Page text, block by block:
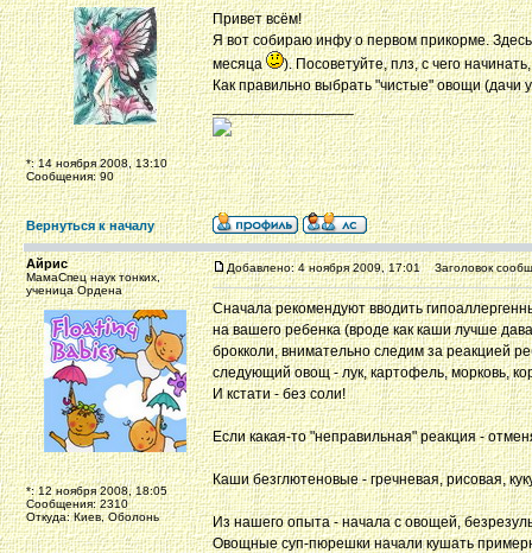
*: 14 ноября 2008, 13:10
Сообщения: 90
Привет всём!
Я вот собираю инфу о первом прикорме.
месяца
). Посоветуйте, плз, с чего
Как правильно выбрать "чистые" овощи (дачи
_________________
Вернуться к началу
Айрис
МамаСпец наук тонких,
ученица Ордена
*: 12 ноября 2008, 18:05
Сообщения: 2310
Откуда: Киев, Оболонь
Добавлено: 4 ноября 2009, 17:01 Заголовок
Сначала рекомендуют вводить
на вашего ребенка (вроде как каши лучше
брокколи, внимательно следим за реакцией
следующий овощ - лук, картофель, морковь,
И кстати - без соли!
Если какая-то "неправильная" реакция -
Каши безглютеновые - гречневая, рисовая,
Из нашего опыта - начала с овощей,
Овощные суп-пюрешки начали кушать